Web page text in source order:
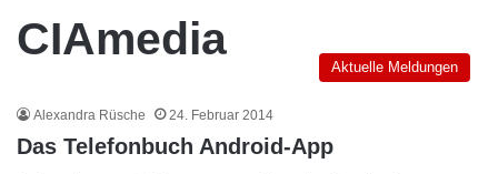
CIAmedia
Aktuelle Meldungen
Alexandra Rüsche 24. Februar 2014
Das Telefonbuch Android-App